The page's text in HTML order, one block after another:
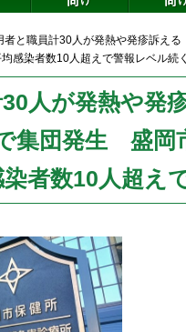
者と職員計30人が発熱や発疹訴え
感染者数10人超えで警報レベル続く
人が発熱や発
集団発生 盛
者数10人超え